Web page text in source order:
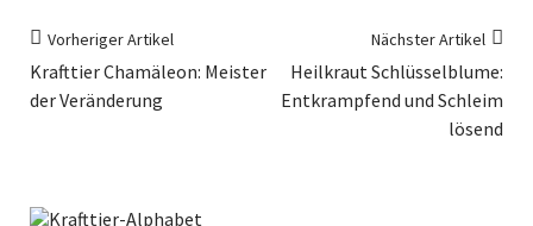
Vorheriger Artikel
Krafttier Chamäleon: Meister
der Veränderung
Nächster Artikel
Heilkraut Schlüsselblume:
Entkrampfend und Schleim
lösend